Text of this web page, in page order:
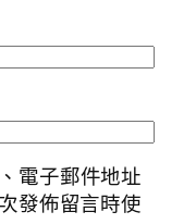
電子郵件地址
發佈留言時使